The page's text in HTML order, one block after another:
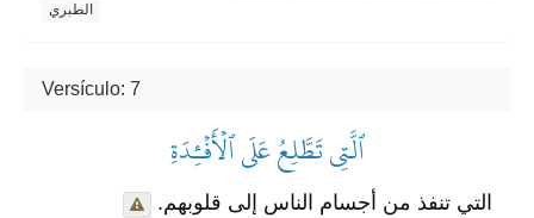
الطبري
Versículo: 7
ٱلَّتِي تَطَّلِعُ عَلَى ٱلۡأَفۡـِٔدَةِ
التي تنفذ من أجسام الناس إلى قلوبهم.